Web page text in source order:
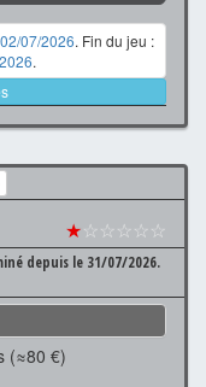
07/2026. Fin du jeu :
.
★☆☆☆☆☆
depuis le 31/07/2026.
(≈80 €)